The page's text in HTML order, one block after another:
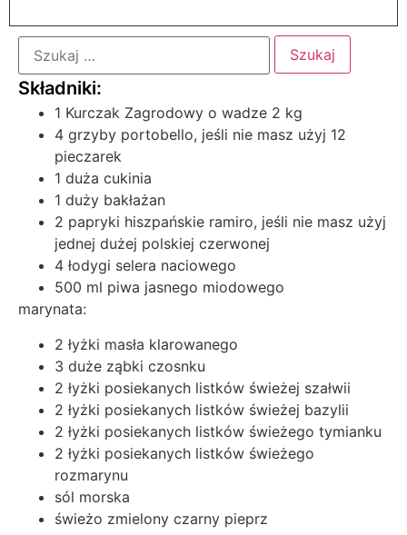
1 Kurczak Zagrodowy o wadze 2 kg
4 grzyby portobello, jeśli nie masz użyj 12
pieczarek
1 duża cukinia
1 duży bakłażan
2 papryki hiszpańskie ramiro, jeśli nie masz użyj
jednej dużej polskiej czerwonej
4 łodygi selera naciowego
500 ml piwa jasnego miodowego
marynata:
2 łyżki masła klarowanego
3 duże ząbki czosnku
2 łyżki posiekanych listków świeżej szałwii
2 łyżki posiekanych listków świeżej bazylii
2 łyżki posiekanych listków świeżego tymianku
2 łyżki posiekanych listków świeżego
rozmarynu
sól morska
świeżo zmielony czarny pieprz